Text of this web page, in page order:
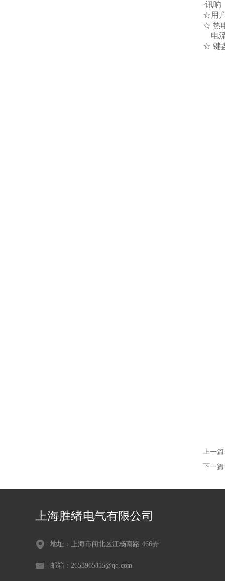
·讯响
☆用户
☆ 热
电流
☆ 键
上一篇
下一篇
上海胜绪电气有限公司
地址：上海市闸北区江杨南路 466弄
邮箱：2653965815@qq.com